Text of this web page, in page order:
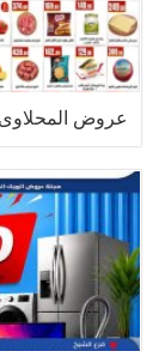
عروض المحلاوى ستورز من